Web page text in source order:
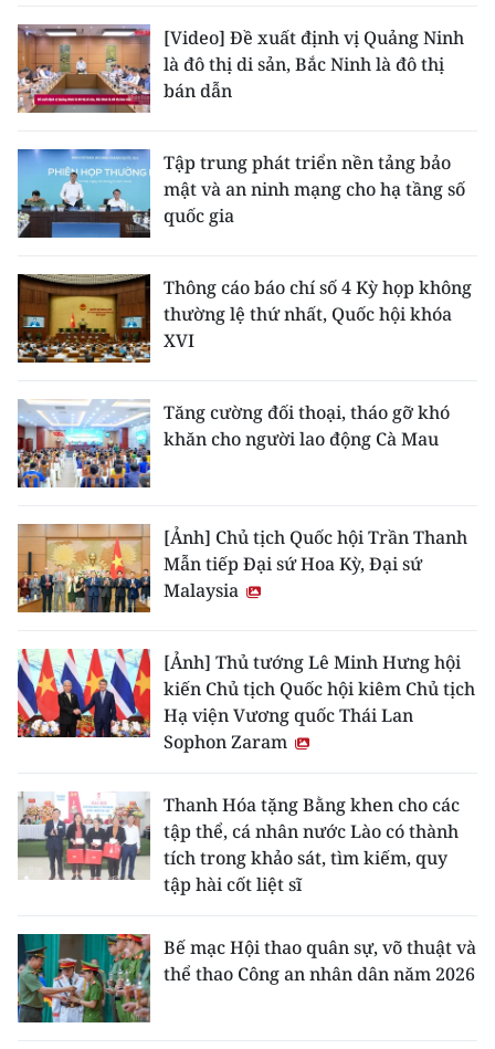
[Video] Đề xuất định vị Quảng Ninh
là đô thị di sản, Bắc Ninh là đô thị
bán dẫn
Tập trung phát triển nền tảng bảo
mật và an ninh mạng cho hạ tầng số
quốc gia
Thông cáo báo chí số 4 Kỳ họp không
thường lệ thứ nhất, Quốc hội khóa
XVI
Tăng cường đối thoại, tháo gỡ khó
khăn cho người lao động Cà Mau
[Ảnh] Chủ tịch Quốc hội Trần Thanh
Mẫn tiếp Đại sứ Hoa Kỳ, Đại sứ
Malaysia
[Ảnh] Thủ tướng Lê Minh Hưng hội
kiến Chủ tịch Quốc hội kiêm Chủ tịch
Hạ viện Vương quốc Thái Lan
Sophon Zaram
Thanh Hóa tặng Bằng khen cho các
tập thể, cá nhân nước Lào có thành
tích trong khảo sát, tìm kiếm, quy
tập hài cốt liệt sĩ
Bế mạc Hội thao quân sự, võ thuật và
thể thao Công an nhân dân năm 2026